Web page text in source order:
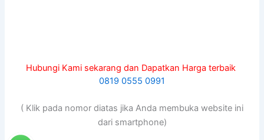
Hubungi Kami sekarang dan Dapatkan Harga terbaik
0819 0555 0991
( Klik pada nomor diatas jika Anda membuka website ini
dari smartphone)